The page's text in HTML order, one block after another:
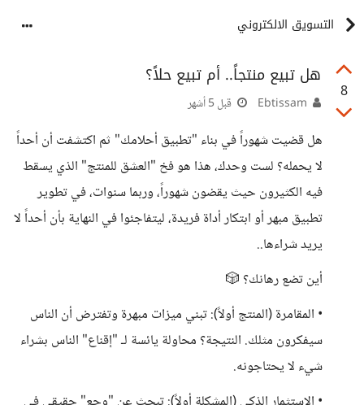
التسويق الالكتروني
8
هل تبيع منتجاً.. أم تبيع حلاً؟
قبل 5 أشهر
هل قضيت شهوراً في بناء "تطبيق أحلامك" ثم اكتشفت أن أحداً
لا يحمله؟ لست وحدك، هذا هو فخ "العشق للمنتج" الذي يسقط
فيه الكثيرون حيث يقضون شهوراً، وربما سنوات، في تطوير
تطبيق مبهر أو ابتكار أداة فريدة، ليتفاجئوا في النهاية بأن أحداً لا
يريد شراءها..
​أين تضع رهانك؟ 🎲
• ​المقامرة (المنتج أولاً): تبني ميزات مبهرة وتفترض أن الناس
سيفكرون مثلك. النتيجة؟ محاولة يائسة لـ "إقناع" الناس بشراء
شيء لا يحتاجونه.